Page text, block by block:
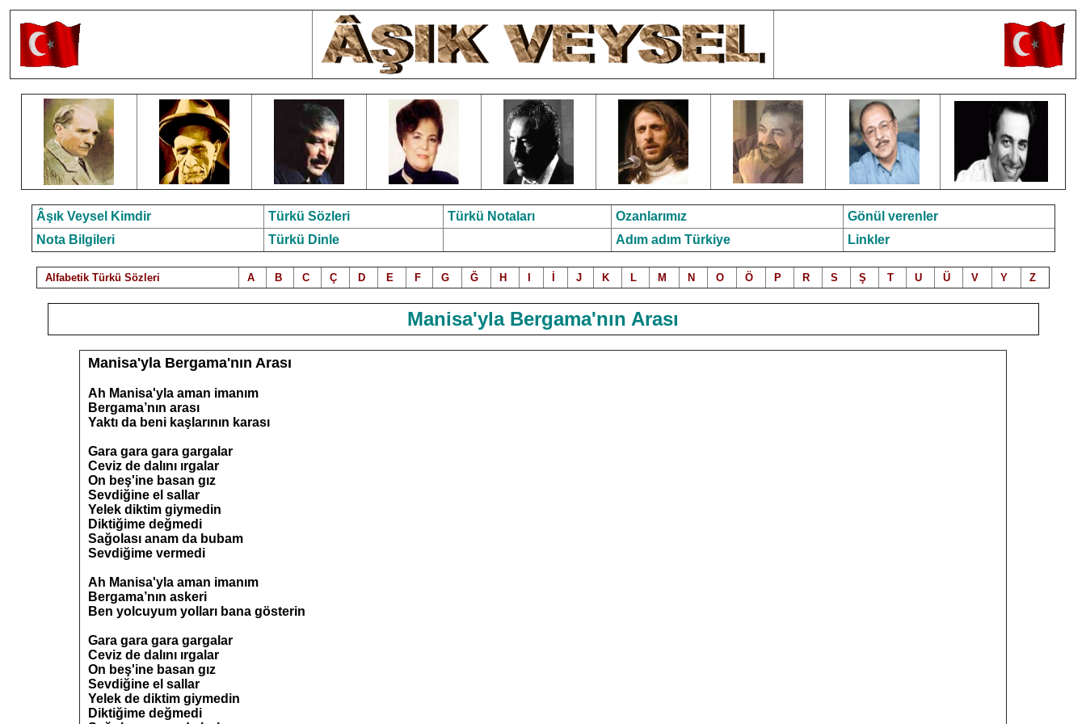
Âşık Veysel Kimdir Türkü Sözleri Türkü Notaları Ozanlarımız
Gönül verenler
Nota Bilgileri
Türkü Dinle Adım adım Türkiye Linkler
Alfabetik Türkü Sözleri A B C Ç D E F G Ğ H J K L M N O Ö P R S Ş T U Ü V Y Z
Manisa'yla Bergama'nın Arası
Manisa'yla Bergama'nın Arası
Ah Manisa'yla aman imanım
Bergama’nın arası
Yaktı da beni kaşlarının karası
Gara gara gara gargalar
Ceviz de dalını ırgalar
On beş'ine basan gız
Sevdiğine el sallar
Yelek diktim giymedin
Diktiğime değmedi
Sağolası anam da bubam
Sevdiğime vermedi
Ah Manisa'yla aman imanım
Bergama’nın askeri
Ben yolcuyum yolları bana gösterin
Gara gara gara gargalar
Ceviz de dalını ırgalar
On beş'ine basan gız
Sevdiğine el sallar
Yelek de diktim giymedin
Diktiğime değmedi